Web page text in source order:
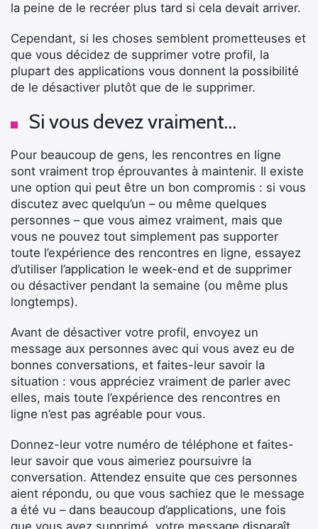
la peine de le recréer plus tard si cela devait arriver.
Cependant, si les choses semblent prometteuses et
que vous décidez de supprimer votre profil, la
plupart des applications vous donnent la possibilité
de le désactiver plutôt que de le supprimer.
Si vous devez vraiment…
Pour beaucoup de gens, les rencontres en ligne
sont vraiment trop éprouvantes à maintenir. Il existe
une option qui peut être un bon compromis : si vous
discutez avec quelqu’un – ou même quelques
personnes – que vous aimez vraiment, mais que
vous ne pouvez tout simplement pas supporter
toute l’expérience des rencontres en ligne, essayez
d’utiliser l’application le week-end et de supprimer
ou désactiver pendant la semaine (ou même plus
longtemps).
Avant de désactiver votre profil, envoyez un
message aux personnes avec qui vous avez eu de
bonnes conversations, et faites-leur savoir la
situation : vous appréciez vraiment de parler avec
elles, mais toute l’expérience des rencontres en
ligne n’est pas agréable pour vous.
Donnez-leur votre numéro de téléphone et faites-
leur savoir que vous aimeriez poursuivre la
conversation. Attendez ensuite que ces personnes
aient répondu, ou que vous sachiez que le message
a été vu – dans beaucoup d’applications, une fois
que vous avez supprimé, votre message disparaît